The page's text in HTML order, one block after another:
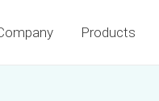
Products